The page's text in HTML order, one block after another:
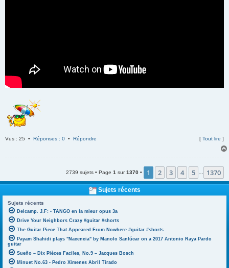
Vus : 25 • Réponses : 0 • Répondre [ Tout lire ]
2739 sujets • Page 1 sur1370 • 1 2 3 4 5 1370
Sujets récents
Sujets récents
Delcamp. J.F: - TANGO en la mieur opus 3a
Drive Your Neighbors Crazy #guitar #shorts
The Guitar Piece That Appeared From Nowhere #guitar #shorts
Payam Shahidi plays "Nacencia" by Manolo Sanlúcar on a 2017 Antonio Raya Pardo
guitar
Sueño – Dix Pièces Faciles, No.9 – Jacques Bosch
Minuet No.63 - Pedro Ximenes Abril Tirado